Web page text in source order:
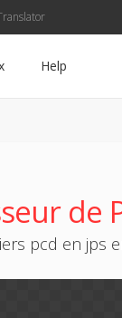
Help
de
pcd en jps